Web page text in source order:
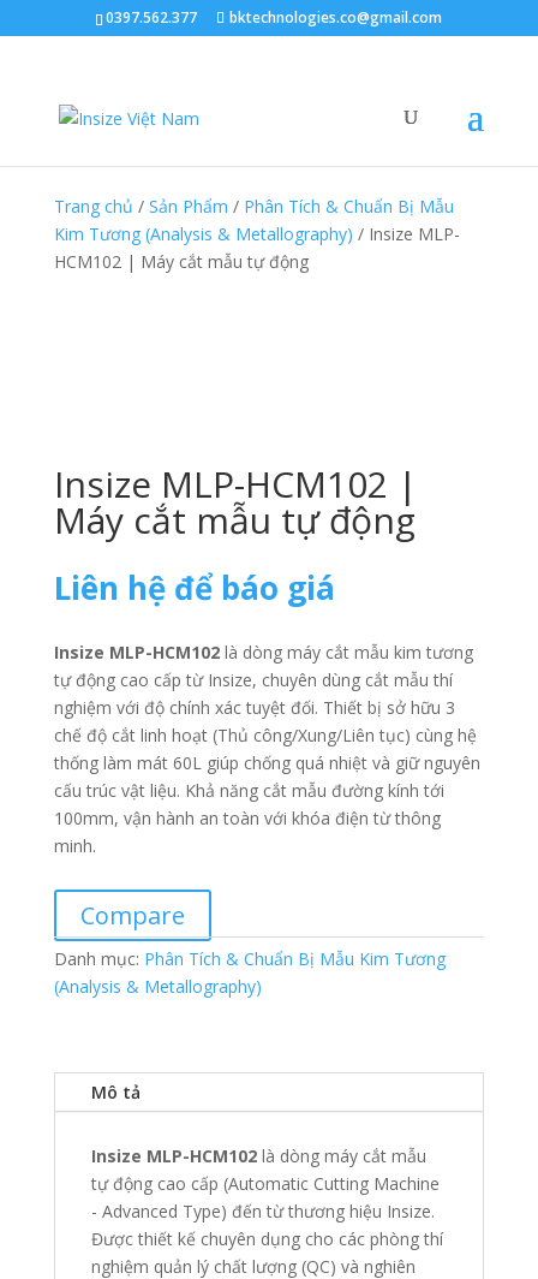
0397.562.377 bktechnologies.co@gmail.com
Trang chủ / Sản Phẩm / Phân Tích & Chuẩn Bị Mẫu
Kim Tương (Analysis & Metallography) / Insize MLP-
HCM102 | Máy cắt mẫu tự động
Insize MLP-HCM102 |
Máy cắt mẫu tự động
Liên hệ để báo giá
Insize MLP-HCM102là dòng máy cắt mẫu kim tương
tự động cao cấp từ Insize, chuyên dùng cắt mẫu thí
nghiệm với độ chính xác tuyệt đối. Thiết bị sở hữu 3
chế độ cắt linh hoạt (Thủ công/Xung/Liên tục) cùng hệ
thống làm mát 60L giúp chống quá nhiệt và giữ nguyên
cấu trúc vật liệu. Khả năng cắt mẫu đường kính tới
100mm, vận hành an toàn với khóa điện từ thông
minh.
Compare
Danh mục: Phân Tích & Chuẩn Bị Mẫu Kim Tương
(Analysis & Metallography)
Mô tả
Insize MLP-HCM102là dòng máy cắt mẫu
tự động cao cấp (Automatic Cutting Machine
- Advanced Type) đến từ thương hiệu Insize.
Được thiết kế chuyên dụng cho các phòng thí
nghiệm quản lý chất lượng (QC) và nghiên